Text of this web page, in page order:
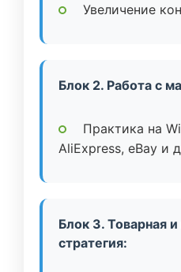
Увеличение
Блок 2. Работа с
Практика на
AliExpress, eBay и
Блок 3. Товарная
стратегия: